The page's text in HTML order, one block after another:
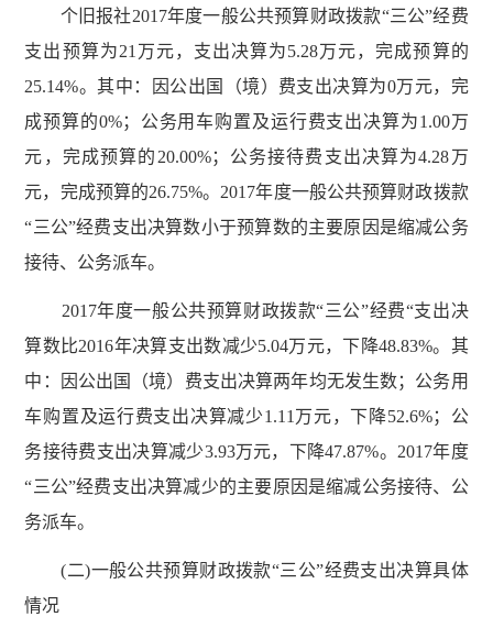
个旧报社2017年度一般公共预算财政拨款“三公”经费
支出预算为21万元，支出决算为5.28万元，完成预算的
25.14%。其中：因公出国（境）费支出决算为0万元，完
成预算的0%；公务用车购置及运行费支出决算为1.00万
元，完成预算的20.00%；公务接待费支出决算为4.28万
元，完成预算的26.75%。2017年度一般公共预算财政拨款
“三公”经费支出决算数小于预算数的主要原因是缩减公务
接待、公务派车。
2017年度一般公共预算财政拨款“三公”经费“支出决
算数比2016年决算支出数减少5.04万元，下降48.83%。其
中：因公出国（境）费支出决算两年均无发生数；公务用
车购置及运行费支出决算减少1.11万元，下降52.6%；公
务接待费支出决算减少3.93万元，下降47.87%。2017年度
“三公”经费支出决算减少的主要原因是缩减公务接待、公
务派车。
(二)一般公共预算财政拨款“三公”经费支出决算具体
情况